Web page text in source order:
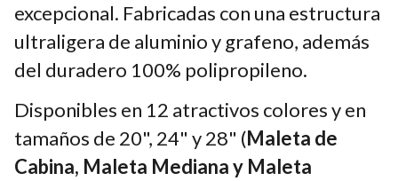
excepcional. Fabricadas con una estructura
ultraligera de aluminio y grafeno, además
del duradero 100% polipropileno.
Disponibles en 12 atractivos colores y en
tamaños de 20", 24" y 28" (Maleta de
Cabina, Maleta Mediana y Maleta